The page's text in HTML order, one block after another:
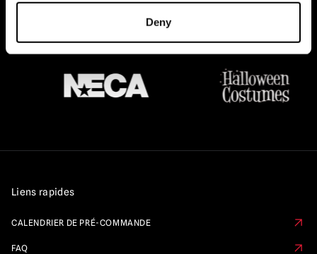
Deny
UNI ET DE L'EUROPE...
Liens rapides
CALENDRIER DE PRÉ-COMMANDE
FAQ